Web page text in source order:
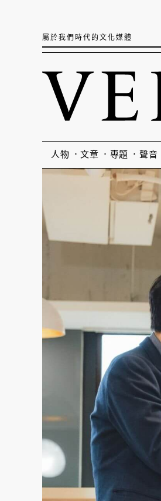
屬於我們時代的文化媒體
人物 文章 專題 聲音